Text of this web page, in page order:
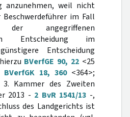
anzunehmen, weil nicht
im Fall
angegriffenen
Entscheidung im
Entscheidung
BVerfGE 90, 22 <25
BVerfGK 18, 360<364>;
3. Kammer des Zweiten
2013 - 2 BvR 1541/13 -,
des Landgerichts ist